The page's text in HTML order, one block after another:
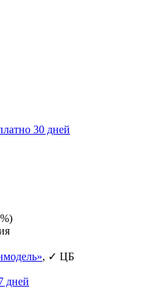
30 дней
, ✓ ЦБ
дней